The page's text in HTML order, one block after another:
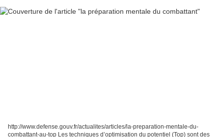
http://www.defense.gouv.fr/actualites/articles/la-preparation-mentale-du-
combattant-au-top Les techniques d’optimisation du potentiel (Top) sont des